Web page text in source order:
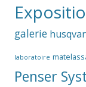
galerie
laboratoire
Penser